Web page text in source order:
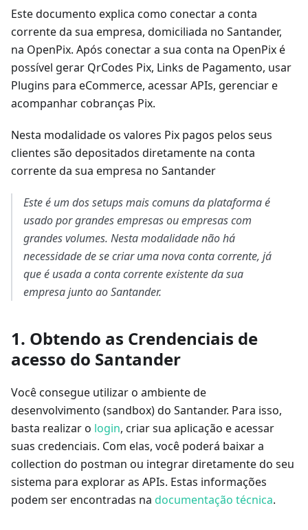
Este documento explica como conectar a conta
corrente da sua empresa, domiciliada no Santander,
na OpenPix. Após conectar a sua conta na OpenPix é
possível gerar QrCodes Pix, Links de Pagamento, usar
Plugins para eCommerce, acessar APIs, gerenciar e
acompanhar cobranças Pix.
Nesta modalidade os valores Pix pagos pelos seus
clientes são depositados diretamente na conta
corrente da sua empresa no Santander
Este é um dos setups mais comuns da plataforma é
usado por grandes empresas ou empresas com
grandes volumes. Nesta modalidade não há
necessidade de se criar uma nova conta corrente, já
que é usada a conta corrente existente da sua
empresa junto ao Santander.
1. Obtendo as Crendenciais de
acesso do Santander
Você consegue utilizar o ambiente de
desenvolvimento (sandbox) do Santander. Para isso,
basta realizar o login, criar sua aplicação e acessar
suas credenciais. Com elas, você poderá baixar a
collection do postman ou integrar diretamente do seu
sistema para explorar as APIs. Estas informações
podem ser encontradas na documentação técnica.